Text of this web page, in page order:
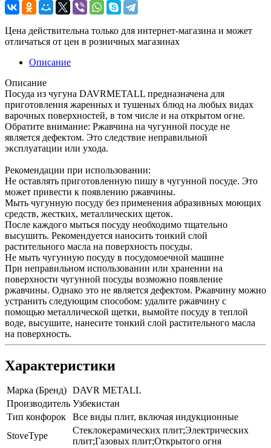
Цена действительна только для интернет-магазина и может
отличаться от цен в розничных магазинах
Описание
Описание
Посуда из чугуна DAVRMETALL предназначена для
приготовления жаренных и тушеных блюд на любых видах
варочных поверхностей, в том числе и на открытом огне.
Обратите внимание: Ржавчина на чугунной посуде не
является дефектом. Это следствие неправильной
эксплуатации или ухода.
Рекомендации при использовании:
Не оставлять приготовленную пишу в чугунной посуде. Это
может привести к появлению ржавчины.
Мыть чугунную посуду без применения абразивных моющих
средств, жестких, металлических щеток.
После каждого мыться посуду необходимо тщательно
высушить. Рекомендуется наносить тонкий слой
растительного масла на поверхность посуды.
Не мыть чугунную посуду в посудомоечной машине
При неправильном использовании или хранении на
поверхности чугунной посуды возможно появление
ржавчины. Однако это не является дефектом. Ржавчину можно
устранить следующим способом: удалите ржавчину с
помощью металлической щетки, вымойте посуду в теплой
воде, высушите, нанесите тонкий слой растительного масла
на поверхность.
Характеристики
Марка (Бренд) DAVR METALL
Производитель Узбекистан
Тип конфорок
Все виды плит, включая индукционные
StoveType
Стеклокерамических плит;Электрических
плит;Газовых плит;Открытого огня